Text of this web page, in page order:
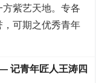
紫艺天地。专各
可期之优秀青年
记青年匠人王涛四